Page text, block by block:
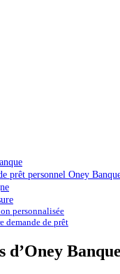
prêt personnel Oney
personnalisée
demande de prêt
d’Oney Banque